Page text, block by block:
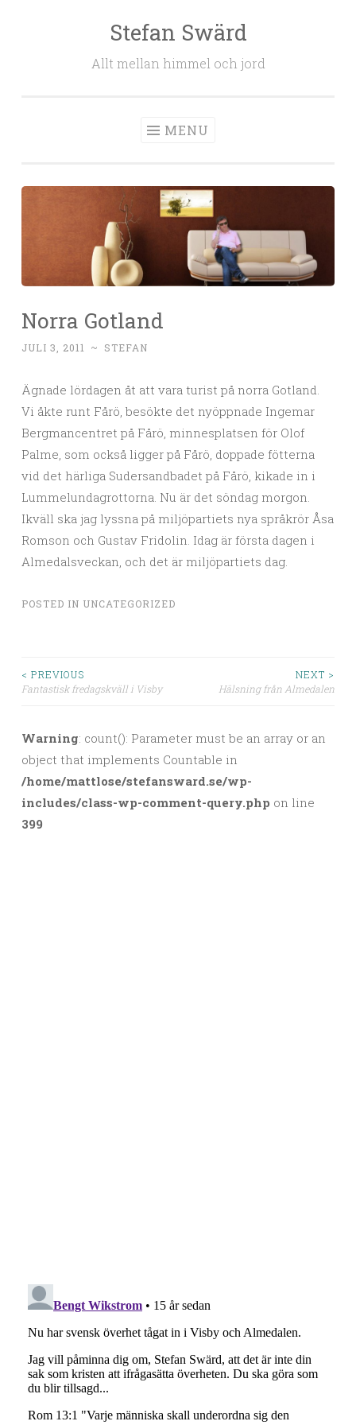
Stefan Swärd
Allt mellan himmel och jord
MENU
Norra Gotland
JULI 3, 2011 ~ STEFAN
Ägnade lördagen åt att vara turist på norra Gotland.
Vi åkte runt Fårö, besökte det nyöppnade Ingemar
Bergmancentret på Fårö, minnesplatsen för Olof
Palme, som också ligger på Fårö, doppade fötterna
vid det härliga Sudersandbadet på Fårö, kikade in i
Lummelundagrottorna. Nu är det söndag morgon.
Ikväll ska jag lyssna på miljöpartiets nya språkrör Åsa
Romson och Gustav Fridolin. Idag är första dagen i
Almedalsveckan, och det är miljöpartiets dag.
POSTED IN UNCATEGORIZED
Post navigation
< PREVIOUS
Fantastisk fredagskväll i Visby
NEXT >
Hälsning från Almedalen
Warning: count(): Parameter must be an array or an
object that implements Countable in
/home/mattlose/stefansward.se/wp-
includes/class-wp-comment-query.php on line
399